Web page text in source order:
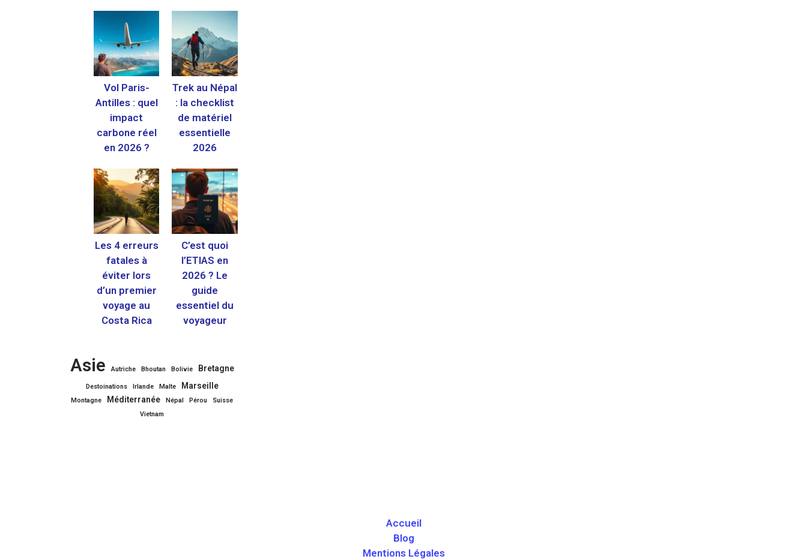
Vol Paris-
Antilles : quel
impact
carbone réel
en 2026 ?
Trek au Népal
: la checklist
de matériel
essentielle
2026
Les 4 erreurs
fatales à
éviter lors
d’un premier
voyage au
Costa Rica
C’est quoi
l’ETIAS en
2026 ? Le
guide
essentiel du
voyageur
Asie Autriche Bhoutan Bolivie Bretagne
Destoinations Irlande Malte Marseille
Montagne Méditerranée Népal Pérou
Suisse
Vietnam
Accueil
Blog
Mentions Légales